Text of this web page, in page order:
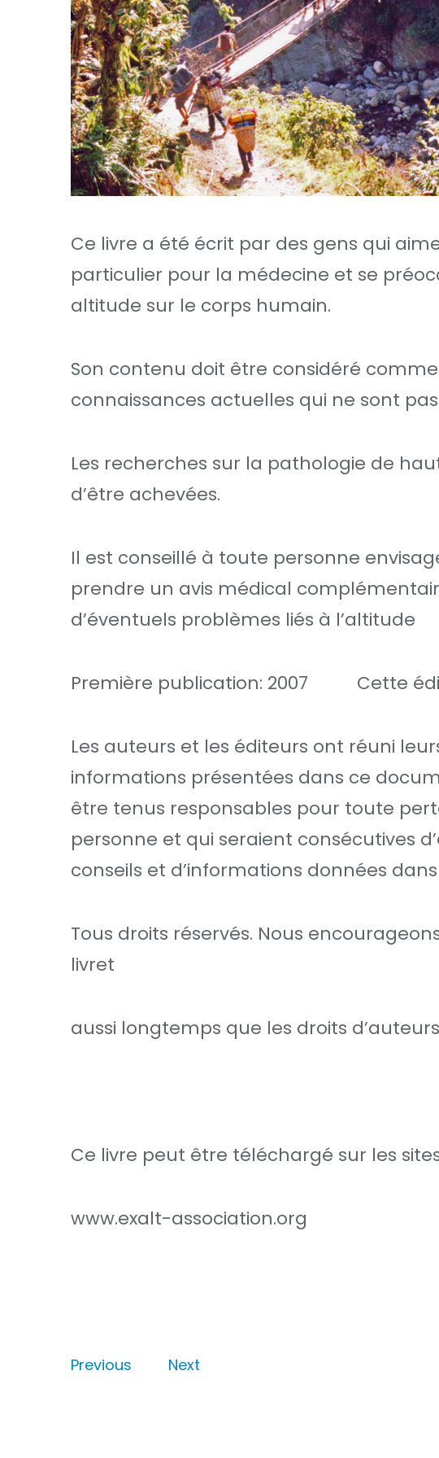
Ce livre a été écrit par des gens qui
particulier pour la médecine et se
altitude sur le corps humain.
Son contenu doit être considéré
connaissances actuelles qui ne sont
Les recherches sur la pathologie de
d’être achevées.
Il est conseillé à toute personne
prendre un avis médical
d’éventuels problèmes liés à l’altitude
Première publication: 2007 Cette
Les auteurs et les éditeurs ont réuni
informations présentées dans ce
être tenus responsables pour toute
personne et qui seraient consécutives
conseils et d’informations données
Tous droits réservés. Nous
livret
aussi longtemps que les droits
Ce livre peut être téléchargé sur les
www.exalt-association.org
Previous Next